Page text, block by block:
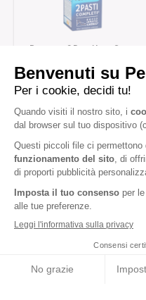
Barretta 2 Pasti Low Sugar
Iscriviti
Letta l'informativa privacy,